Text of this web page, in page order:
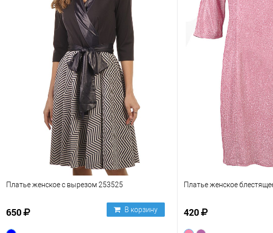
Платье женское с вырезом 253525
650 В корзину
Платье женское
420